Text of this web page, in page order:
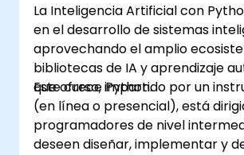
La Inteligencia Artificial con
en el desarrollo de sistemas
aprovechando el amplio
bibliotecas de IA y aprendizaje
que ofrece Python.
Este curso, impartido por un
(en línea o presencial), está
programadores de nivel
deseen diseñar, implementar y